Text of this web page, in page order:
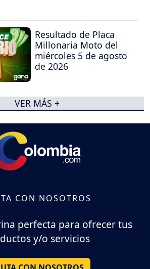
Resultado de Placa
Millonaria Moto del
miércoles 5 de agosto
de 2026
VER MÁS +
CON NOSOTROS
perfecta para ofrecer tus
y/o servicios